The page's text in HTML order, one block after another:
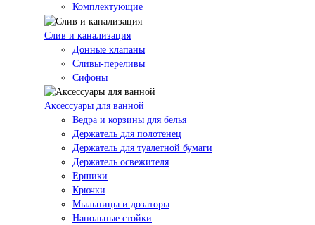
Комплектующие
Слив и канализация
Донные клапаны
Сливы-переливы
Сифоны
Аксессуары для ванной
Ведра и корзины для белья
Держатель для полотенец
Держатель для туалетной бумаги
Держатель освежителя
Ершики
Крючки
Мыльницы и дозаторы
Напольные стойки